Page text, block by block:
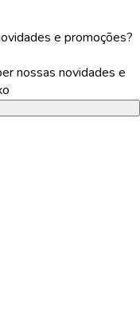
e promoções?
nossas novidades e